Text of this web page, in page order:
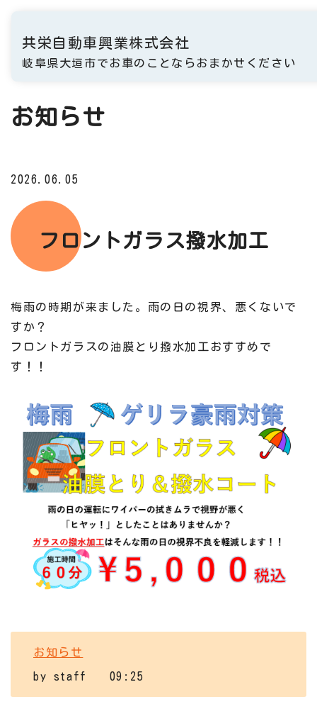
共栄自動車興業株式会社
岐阜県大垣市でお車のことならおまかせください
お知らせ
2026.06.05
フロントガラス撥水加工
梅雨の時期が来ました。雨の日の視界、悪くないで
すか？
フロントガラスの油膜とり撥水加工おすすめで
す！！
お知らせ
by staff 09:25